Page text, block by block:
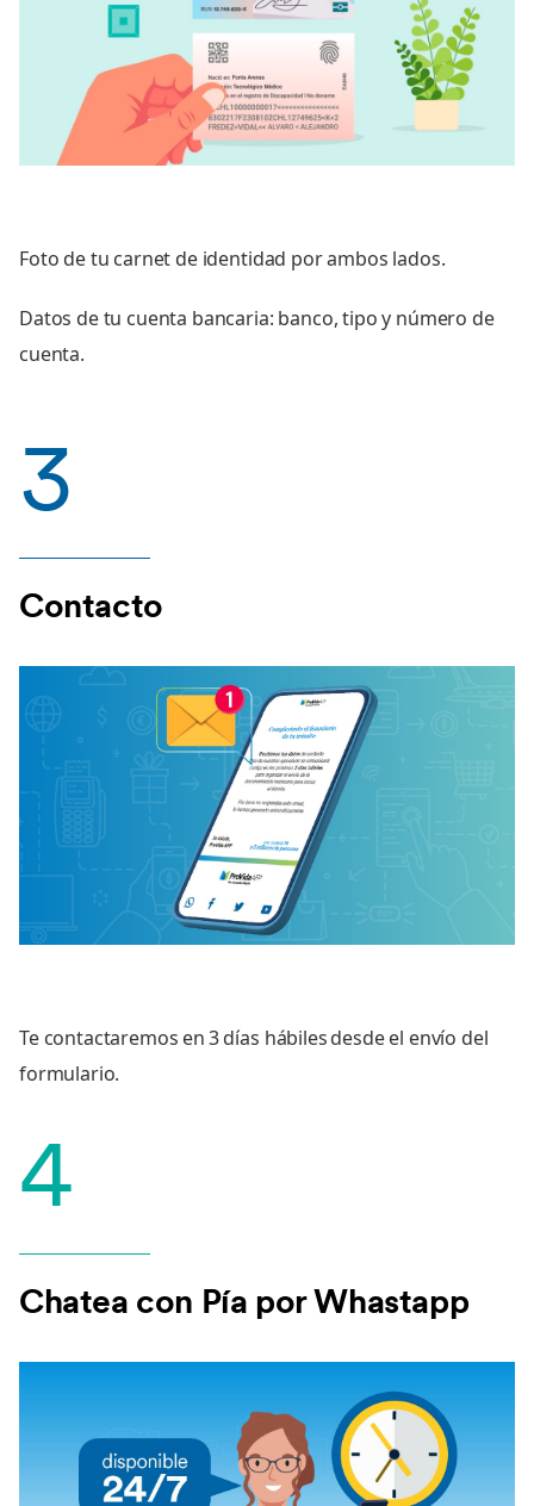
Foto de tu carnet de identidad por ambos lados.
Datos de tu cuenta bancaria: banco, tipo y número de
cuenta.
3
Contacto
Te contactaremos en 3 días hábiles desde el envío del
formulario.
4
Chatea con Pía por Whastapp